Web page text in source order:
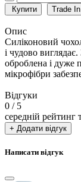
Купити Trade In
Опис
Силіконовий
і чудово
оброблена і дуже
мікрофібри
Відгуки
0 / 5
середній рейтинг
+ Додати відгук
Написати відгук